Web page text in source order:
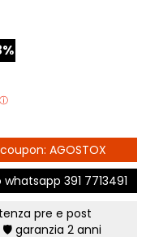
AGOSTOX
whatsapp 391 7713491
pre e post
garanzia 2 anni